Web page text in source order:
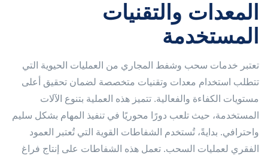
المعدات والتقنيات
المستخدمة
تعتبر خدمات سحب وشفط المجاري من العمليات الحيوية التي
تتطلب استخدام معدات وتقنيات متخصصة لضمان تحقيق أعلى
مستويات الكفاءة والفعالية. تتميز هذه العملية بتنوع الآلات
المستخدمة، حيث تلعب دورًا محوريًا في تنفيذ المهام بشكل سليم
واحترافي. بدايةً، تُستخدم الشفاطات القوية التي تُعتبر العمود
الفقري لعمليات السحب. تعمل هذه الشفاطات على إنتاج فراغ